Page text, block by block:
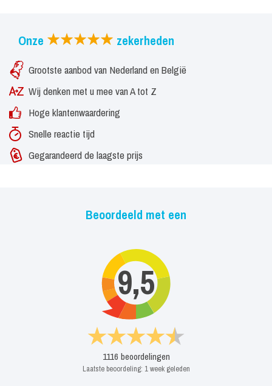
Onze zekerheden
Grootste aanbod van Nederland en België
Wij denken met u mee van A tot Z
Hoge klantenwaardering
Snelle reactie tijd
Gegarandeerd de laagste prijs
Beoordeeld met een
9,5
1116 beoordelingen
Laatste beoordeling: 1 week geleden